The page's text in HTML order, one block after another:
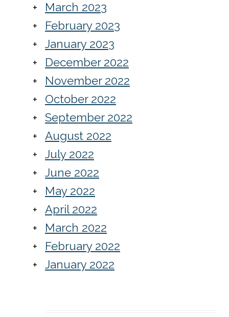
March 2023
February 2023
January 2023
December 2022
November 2022
October 2022
September 2022
August 2022
July 2022
June 2022
May 2022
April 2022
March 2022
February 2022
January 2022